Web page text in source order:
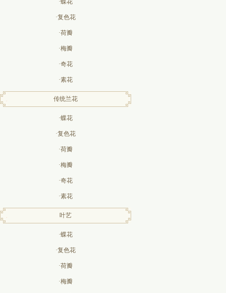
·蝶花
·复色花
·荷瓣
·梅瓣
·奇花
·素花
传统兰花
·蝶花
·复色花
·荷瓣
·梅瓣
·奇花
·素花
叶艺
·蝶花
·复色花
·荷瓣
·梅瓣